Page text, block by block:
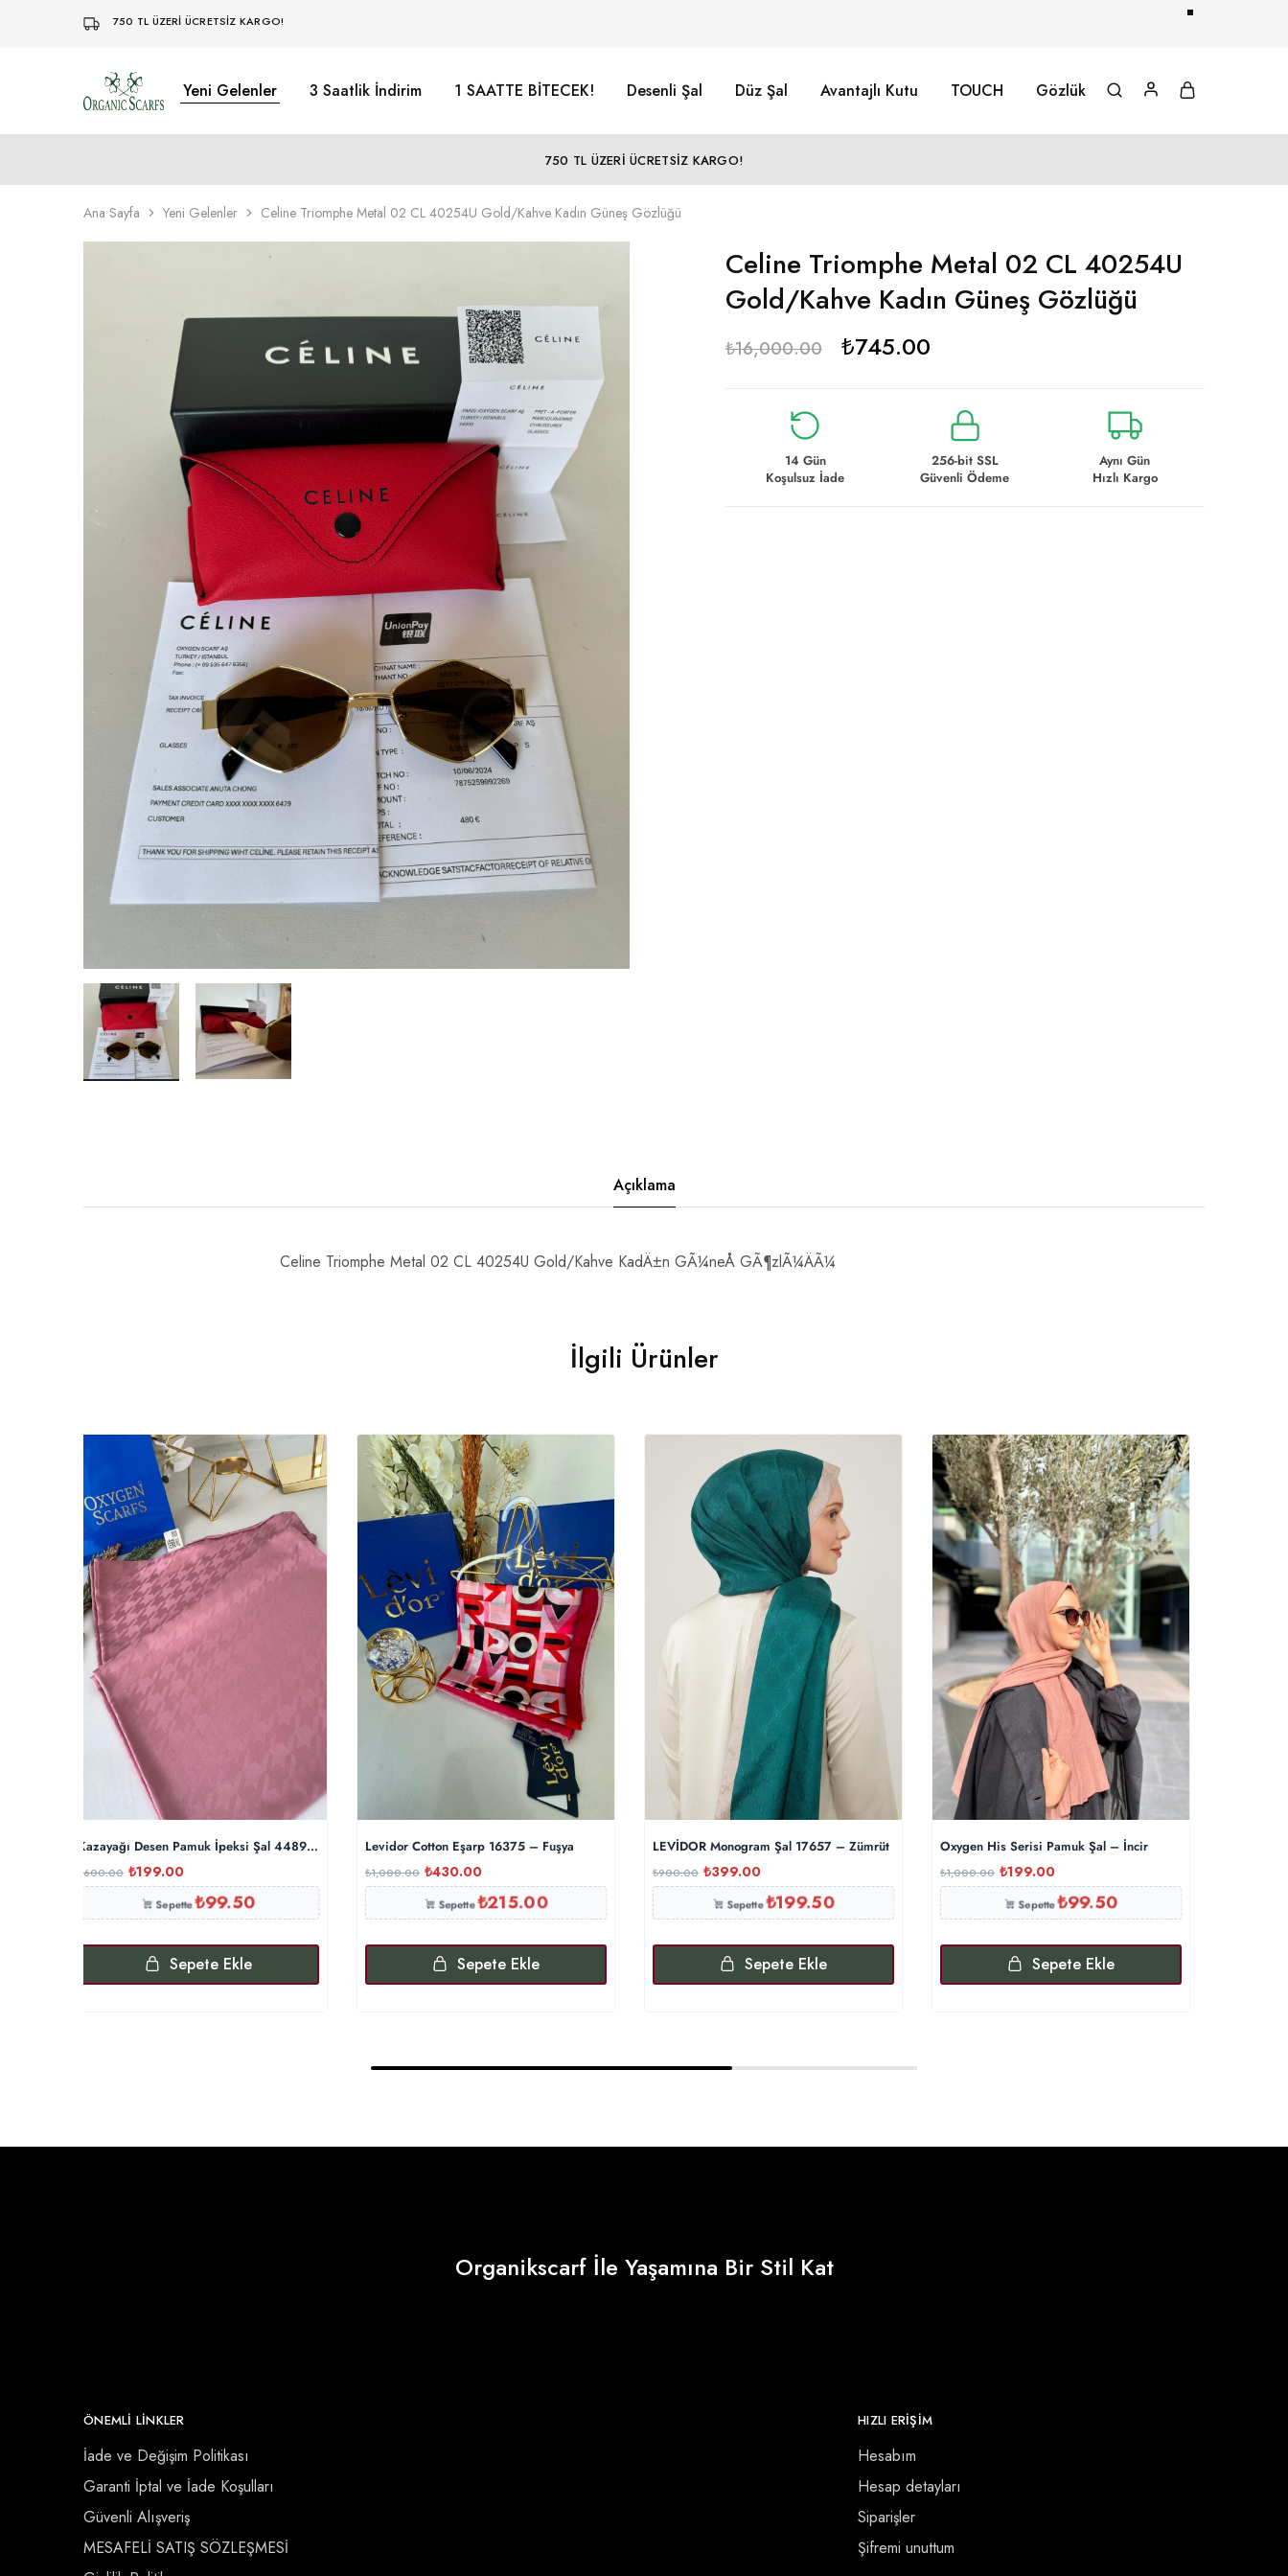
750 TL ÜZERİ ÜCRETSİZ KARGO!
Organikscarf Yeni Gelenler 3 Saatlik İndirim 1 SAATTE BİTECEK! Desenli Şal Düz Şal Avantajlı Kutu TOUCH Gözlük
750 TL ÜZERİ ÜCRETSİZ KARGO!
Ana Sayfa Yeni Gelenler Celine Triomphe Metal 02 CL 40254U Gold/Kahve Kadın Güneş Gözlüğü
Celine Triomphe Metal 02 CL 40254U
Gold/Kahve Kadın Güneş Gözlüğü
₺16,000.00 ₺745.00
14 Gün
Koşulsuz İade
256-bit SSL
Güvenli Ödeme
Aynı Gün
Hızlı Kargo
Açıklama
Celine Triomphe Metal 02 CL 40254U Gold/Kahve KadÄ±n GÃ¼neÅ GÃ¶zlÃ¼ÄÃ¼
İlgili Ürünler
Kazayağı Desen Pamuk İpeksi Şal 44895 – Pamuk Şekeri
600.00 ₺199.00
Sepette₺99.50
Sepete Ekle
Levidor Cotton Eşarp 16375 – Fuşya
₺1,000.00 ₺430.00
Sepette₺215.00
Sepete Ekle
LEVİDOR Monogram Şal 17657 – Zümrüt
₺900.00 ₺399.00
Sepette₺199.50
Sepete Ekle
Oxygen His Serisi Pamuk Şal – İncir
₺1,000.00 ₺199.00
Sepette₺99.50
Sepete Ekle
Organikscarf İle Yaşamına Bir Stil Kat
ÖNEMLI LINKLER
İade ve Değişim Politikası
Garanti İptal ve İade Koşulları
Güvenli Alışveriş
MESAFELİ SATIŞ SÖZLEŞMESİ
HIZLI ERİŞİM
Hesabım
Hesap detayları
Siparişler
Şifremi unuttum